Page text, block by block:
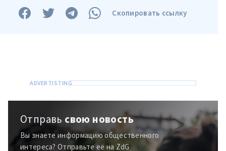
Скопировать ссылку
Отправь свою новость
Вы знаете информацию общественного
интереса? Отправьте её на ZdG